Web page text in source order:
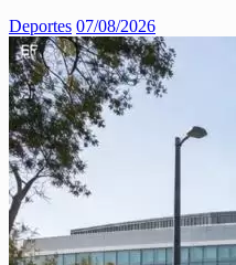
Deportes 07/08/2026